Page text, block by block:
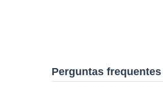
Perguntas frequentes